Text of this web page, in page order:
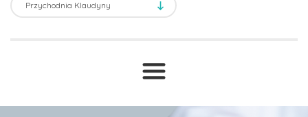
Transport sanitarny